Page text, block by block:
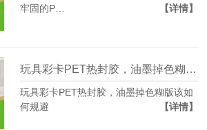
牢固的P…
【详情】
玩具彩卡PET热封胶，油墨掉色糊版该如何规避
玩具彩卡PET热封胶，油墨掉色糊版该如
何规避
【详情】